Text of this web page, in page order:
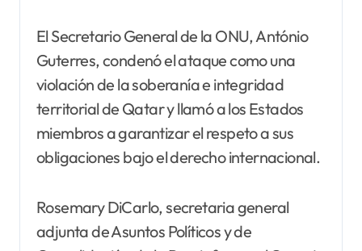
El Secretario General de la ONU, António
Guterres, condenó el ataque como una
violación de la soberanía e integridad
territorial de Qatar y llamó a los Estados
miembros a garantizar el respeto a sus
obligaciones bajo el derecho internacional.
Rosemary DiCarlo, secretaria general
adjunta de Asuntos Políticos y de